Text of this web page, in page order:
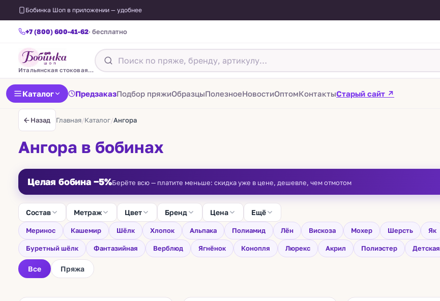
Бобинка Шоп в приложении — удобнее
+7 (800) 600-41-62· бесплатно
Итальянская стоковая пряжа
Каталог ПредзаказПодбор пряжиОбразцыПолезноеНовостиОптомКонтактыСтарый сайт ↗
Назад Главная/Каталог/Ангора
Ангора в бобинах
Целая бобина −5%Берёте всю — платите меньше: скидка уже в цене, дешевле, чем отмотом
Состав Метраж Цвет Бренд Цена Ещё
Меринос Кашемир Шёлк Хлопок Альпака Полиамид Лён Вискоза Мохер Шерсть Як
Буретный шёлк Фантазийная Верблюд Ягнёнок Конопля Люрекс Акрил Полиэстер Детская
Все Пряжа